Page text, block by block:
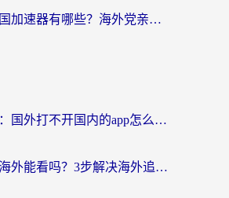
火影忍者美国加速器有哪些？海外党亲测的国服游戏加速全攻略（含菲律宾玩三国之刃守望黎明技巧）
海外党必看：国外打不开国内的app怎么办？3步解决你的乡愁
优酷会员在海外能看吗？3步解决海外追剧难题，附实测好用加速器推荐